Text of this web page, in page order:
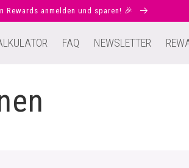
Rewards anmelden und sparen! 🎉
FAQ NEWSLETTER